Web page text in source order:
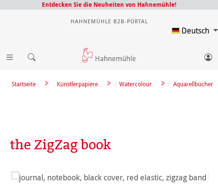
Entdecken Sie die Neuheiten von Hahnemühle!
HAHNEMÜHLE B2B-PORTAL
Deutsch
Aquarellbücher
Watercolour
Künstlerpapiere
Startseite
the ZigZag book
Bildergalerie überspringen